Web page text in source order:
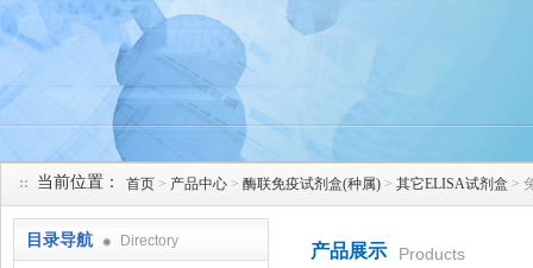
当前位置： 首页 > 产品中心 > 酶联免疫试剂盒(种属) > 其它ELISA试剂盒 >
目录导航 Directory 产品展示 Products